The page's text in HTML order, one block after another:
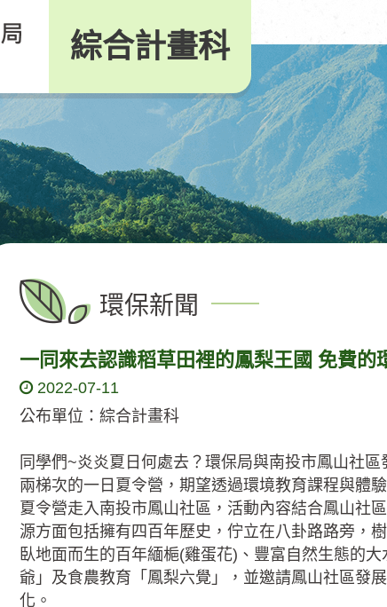
綜合計畫科
環保新聞
一同來去認識稻草田裡的鳳梨王國 免費的
2022-07-11
公布單位：綜合計畫科
同學們~炎炎夏日何處去？環保局與南投市鳳山社
兩梯次的一日夏令營，期望透過環境教育課程與體
夏令營走入南投市鳳山社區，活動內容結合鳳山社
源方面包括擁有四百年歷史，佇立在八卦路路旁，
臥地面而生的百年緬梔(雞蛋花)、豐富自然生態的
爺」及食農教育「鳳梨六覺」，並邀請鳳山社區發
化。